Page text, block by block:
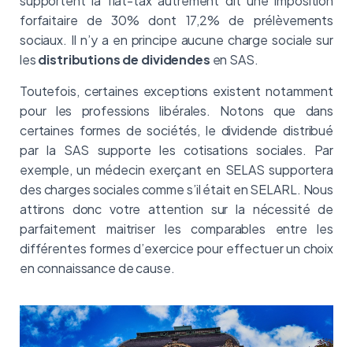
forfaitaire de 30% dont 17,2% de prélèvements
sociaux. Il n’y a en principe aucune charge sociale sur
lesdistributions de dividendes en SAS.
Toutefois, certaines exceptions existent notamment
pour les professions libérales. Notons que dans
certaines formes de sociétés, le dividende distribué
par la SAS supporte les cotisations sociales. Par
exemple, un médecin exerçant en SELAS supportera
des charges sociales comme s’il était en SELARL. Nous
attirons donc votre attention sur la nécessité de
parfaitement maitriser les comparables entre les
différentes formes d’exercice pour effectuer un choix
en connaissance de cause.